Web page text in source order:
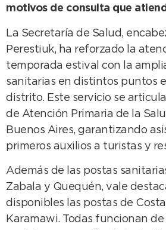
motivos de consulta que
La Secretaría de Salud,
Perestiuk, ha reforzado la
temporada estival con la
sanitarias en distintos puntos
distrito. Este servicio se
de Atención Primaria de la
Buenos Aires, garantizando
primeros auxilios a turistas y
Además de las postas
Zabala y Quequén, vale
disponibles las postas de
Karamawi. Todas funcionan de